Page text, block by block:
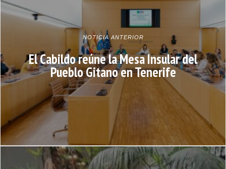
NOTICIA ANTERIOR
El Cabildo reúne la Mesa Insular del
Pueblo Gitano en Tenerife